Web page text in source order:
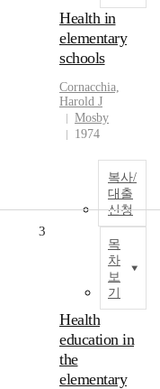
Health in
elementary
schools
Cornacchia,
Harold J
Mosby
1974
복사/
대출
신청
목
차
보
기
3
Health
education in
the
elementary